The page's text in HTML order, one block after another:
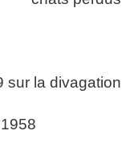
sur la divagation